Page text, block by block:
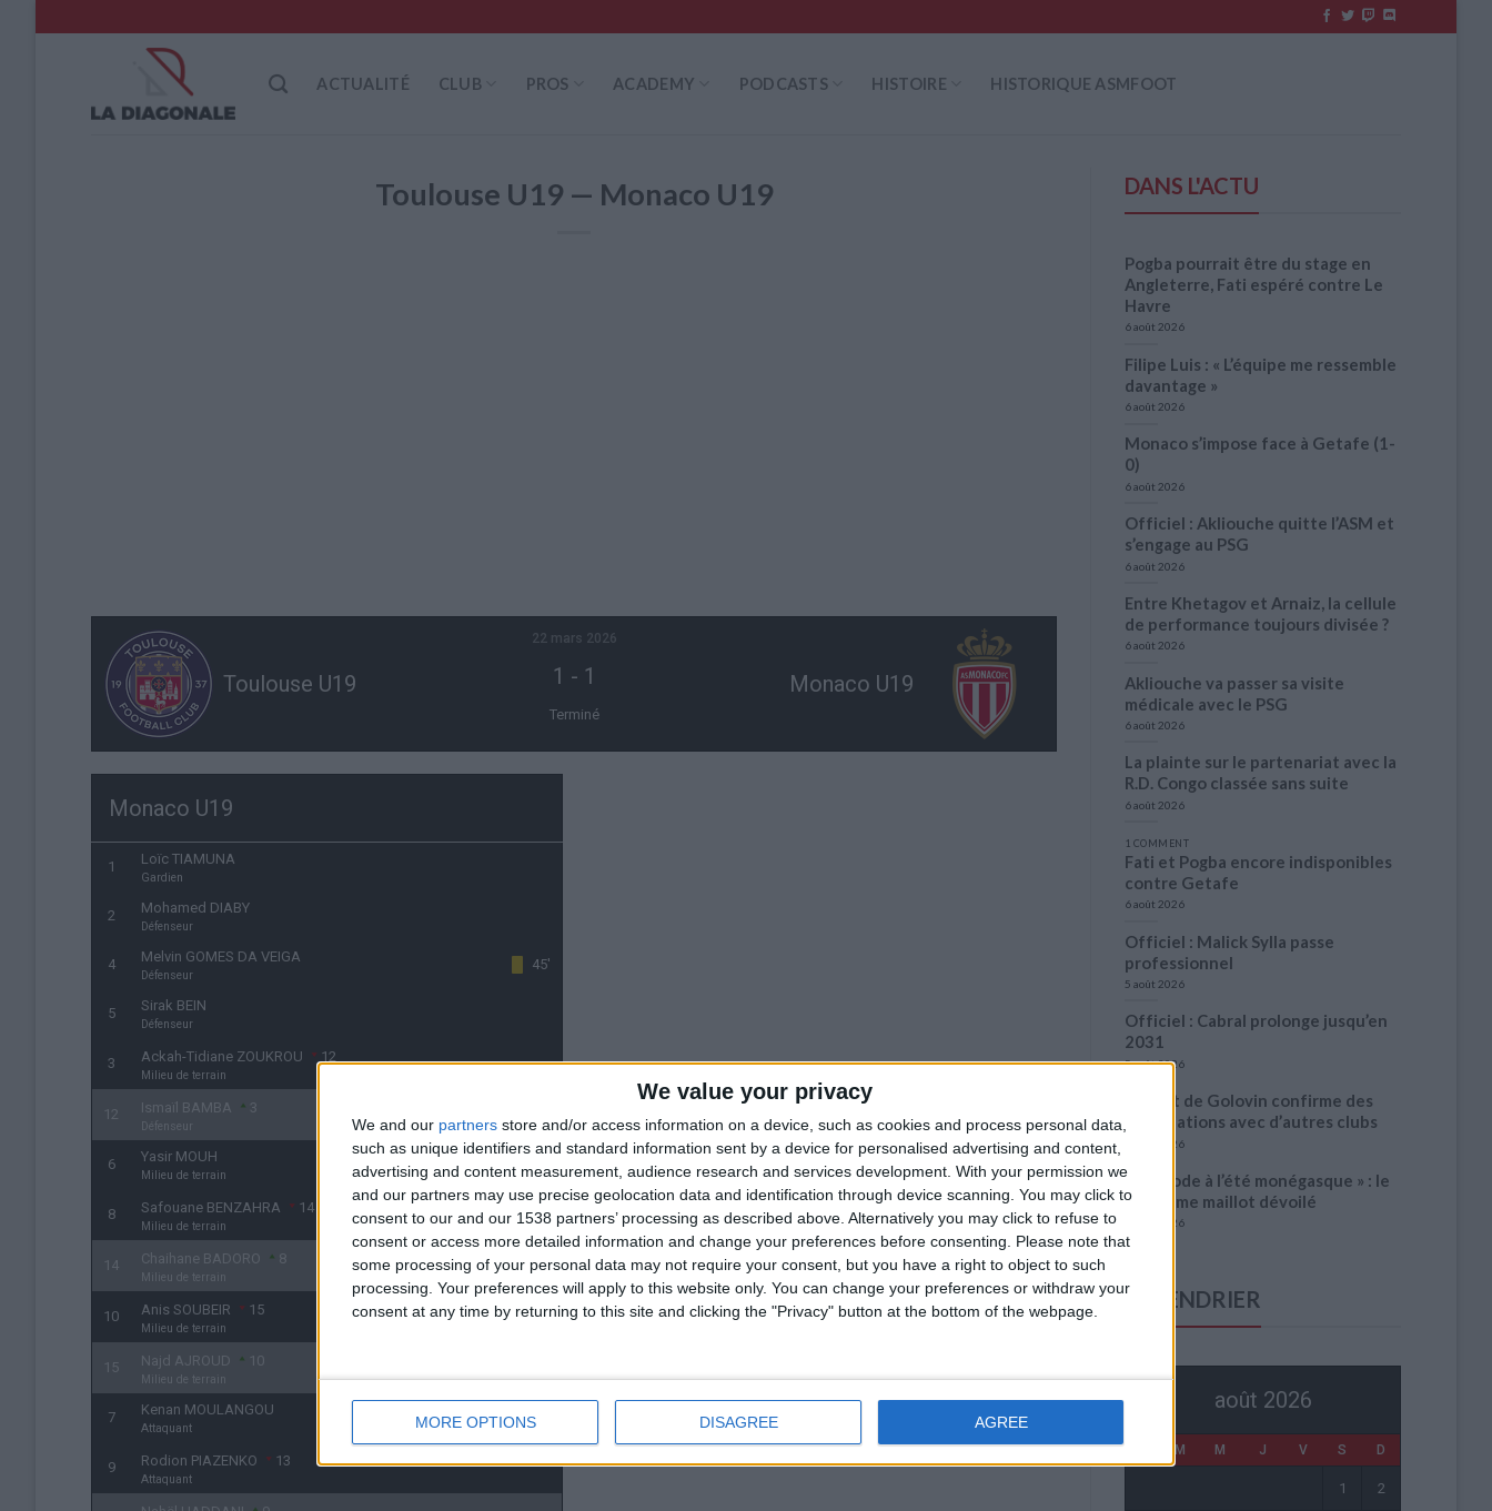
We value your privacy
We and our partners store and/or access information on a device, such as cookies and process personal data,
such as unique identifiers and standard information sent by a device for personalised advertising and content,
advertising and content measurement, audience research and services development. With your permission we
and our partners may use precise geolocation data and identification through device scanning. You may click to
consent to our and our 1538 partners’ processing as described above. Alternatively you may click to refuse to
consent or access more detailed information and change your preferences before consenting.
Please note that
some processing of your personal data may not require your consent, but you have a right to object to such
processing. Your preferences will apply to this website only. You can change your preferences or withdraw your
consent at any time by returning to this site and clicking the "Privacy" button at the bottom of the webpage.
MORE OPTIONS DISAGREE AGREE
to
ACTUALITÉ CLUB PROS ACADEMY PODCASTS HISTOIRE HISTORIQUE ASMFOOT
Toulouse U19 — Monaco U19
Toulouse U19 Monaco U19
22 mars 2026
1 - 1
Terminé
Monaco U19
1 Loïc TIAMUNA
Gardien
2 Mohamed DIABY
Défenseur
4 Melvin GOMES DA VEIGA
Défenseur
45'
5 Sirak BEIN
Défenseur
3 Ackah-Tidiane ZOUKROU 12
Milieu de terrain
12 Ismaïl BAMBA 3
Défenseur
6 Yasir MOUH
Milieu de terrain
8 Safouane BENZAHRA 14
Milieu de terrain
20'
14 Chaihane BADORO 8
Milieu de terrain
10 Anis SOUBEIR 15
Milieu de terrain
15 Najd AJROUD 10
Milieu de terrain
7 Kenan MOULANGOU
Attaquant
9 Rodion PIAZENKO 13
Attaquant
DANS L'ACTU
Pogba pourrait être du stage en
Angleterre, Fati espéré contre Le
Havre
6 août 2026
Filipe Luis : « L’équipe me ressemble
davantage »
6 août 2026
Monaco s’impose face à Getafe (1-
0)
6 août 2026
Officiel : Akliouche quitte l’ASM et
s’engage au PSG
6 août 2026
Entre Khetagov et Arnaiz, la cellule
de performance toujours divisée ?
6 août 2026
Akliouche va passer sa visite
médicale avec le PSG
6 août 2026
La plainte sur le partenariat avec la
R.D. Congo classée sans suite
6 août 2026
1 COMMENT
Fati et Pogba encore indisponibles
contre Getafe
6 août 2026
Officiel : Malick Sylla passe
professionnel
5 août 2026
Officiel : Cabral prolonge jusqu’en
2031
5 août 2026
L’agent de Golovin confirme des
négociations avec d’autres clubs
4 août 2026
« Une ode à l’été monégasque » : le
troisième maillot dévoilé
4 août 2026
CALENDRIER
août 2026
M M J V S D
1 2